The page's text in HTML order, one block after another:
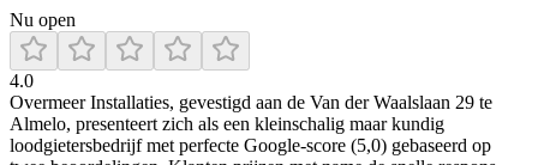
Nu open
4.0
Overmeer Installaties, gevestigd aan de Van der Waalslaan 29 te
Almelo, presenteert zich als een kleinschalig maar kundig
loodgietersbedrijf met perfecte Google‑score (5,0) gebaseerd op